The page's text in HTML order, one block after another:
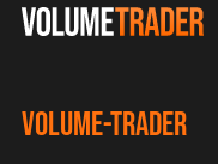
Volume-Trader